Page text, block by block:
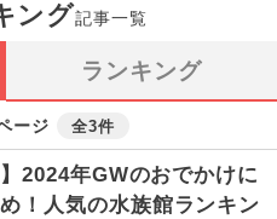
ング記事一覧
ランキング
ージ 全3件
】2024年GWのおでかけに
！人気の水族館ランキン